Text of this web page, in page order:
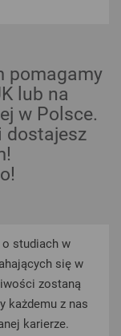
pomagamy
lub na
w Polsce.
dostajesz
studiach w
się w
zostaną
każdemu z nas
karierze.